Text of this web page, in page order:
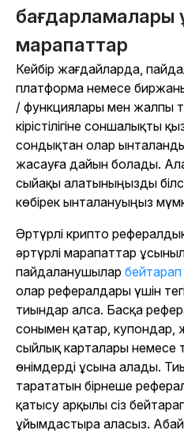
бағдарламалары
марапаттар
Кейбір жағдайларда,
платформа немесе
/ функциялары мен жалпы
кірістілігіне соншалықты
сондықтан олар
жасауға дайын болады.
сыйақы алатыныңызды
көбірек ынталануыңыз
Әртүрлі крипто
әртүрлі марапаттар
пайдаланушылар
олар рефералдары үшін
тиындар алса. Басқа
сонымен қатар, купондар,
сыйлық карталары немесе
өнімдерді ұсына алады.
тарататын бірнеше
қатысу арқылы сіз
ұйымдастыра аласыз.